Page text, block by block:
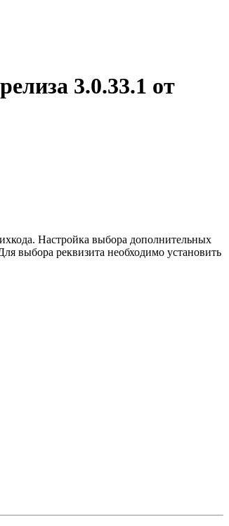
3.0.33.1 от
Настройка выбора дополнительных
выбора реквизита необходимо установить